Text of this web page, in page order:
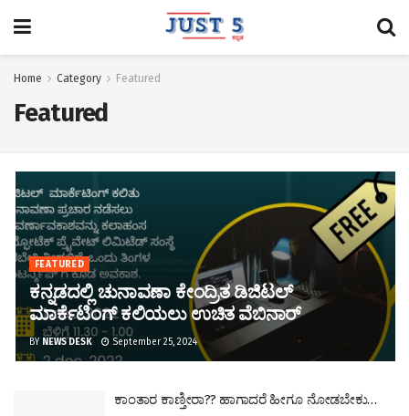
Home Category Featured
Featured
FEATURED
ಕನ್ನಡದಲ್ಲಿ ಚುನಾವಣಾ ಕೇಂದ್ರಿತ ಡಿಜಿಟಲ್
ಮಾರ್ಕೆಟಿಂಗ್ ಕಲಿಯಲು ಉಚಿತ ವೆಬಿನಾರ್
BY NEWS DESK September 25, 2024
ಕಾಂತಾರ ಕಾಣ್ತೀರಾ?? ಹಾಗಾದರೆ ಹೀಗೂ ನೋಡಬೇಕು…